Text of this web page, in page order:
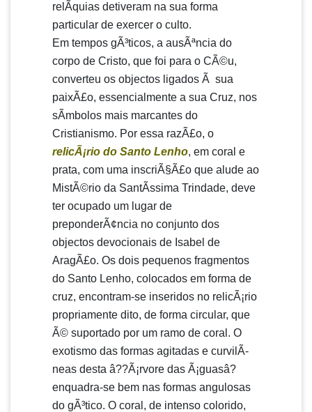
relÃ­quias detiveram na sua forma
particular de exercer o culto.
Em tempos gÃ³ticos, a ausÃªncia do
corpo de Cristo, que foi para o CÃ©u,
converteu os objectos ligados Ã sua
paixÃ£o, essencialmente a sua Cruz, nos
sÃ­mbolos mais marcantes do
Cristianismo. Por essa razÃ£o, o
relicÃ¡rio do Santo Lenho, em coral e
prata, com uma inscriÃ§Ã£o que alude ao
MistÃ©rio da SantÃ­ssima Trindade, deve
ter ocupado um lugar de
preponderÃ¢ncia no conjunto dos
objectos devocionais de Isabel de
AragÃ£o. Os dois pequenos fragmentos
do Santo Lenho, colocados em forma de
cruz, encontram-se inseridos no relicÃ¡rio
propriamente dito, de forma circular, que
Ã© suportado por um ramo de coral. O
exotismo das formas agitadas e curvilÃ­
neas desta â??Ã¡rvore das Ã¡guasâ?
enquadra-se bem nas formas angulosas
do gÃ³tico. O coral, de intenso colorido,